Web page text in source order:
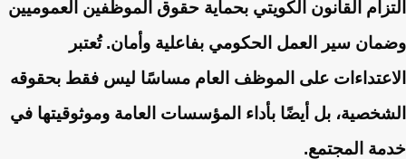
التزام القانون الكويتي بحماية حقوق الموظفين العموميين
وضمان سير العمل الحكومي بفاعلية وأمان. تُعتبر
الاعتداءات على الموظف العام مساسًا ليس فقط بحقوقه
الشخصية، بل أيضًا بأداء المؤسسات العامة وموثوقيتها في
خدمة المجتمع.